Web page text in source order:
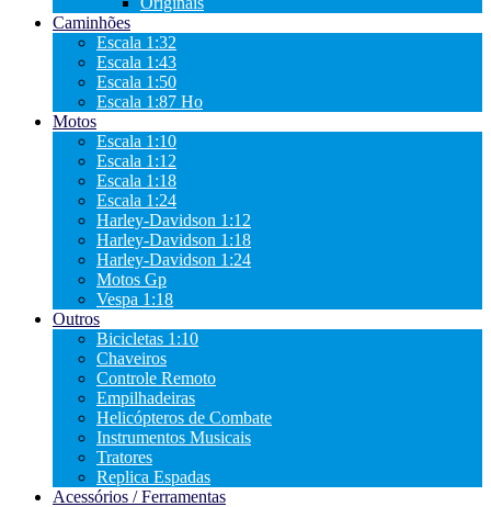
Caminhões
Escala 1:32
Escala 1:43
Escala 1:50
Escala 1:87 Ho
Motos
Escala 1:10
Escala 1:12
Escala 1:18
Escala 1:24
Harley-Davidson 1:12
Harley-Davidson 1:18
Harley-Davidson 1:24
Motos Gp
Vespa 1:18
Outros
Bicicletas 1:10
Chaveiros
Controle Remoto
Empilhadeiras
Helicópteros de Combate
Instrumentos Musicais
Tratores
Replica Espadas
Acessórios / Ferramentas